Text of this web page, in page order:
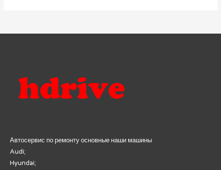
Автосервис по ремонту основные наши машины
Audi;
Hyundai;